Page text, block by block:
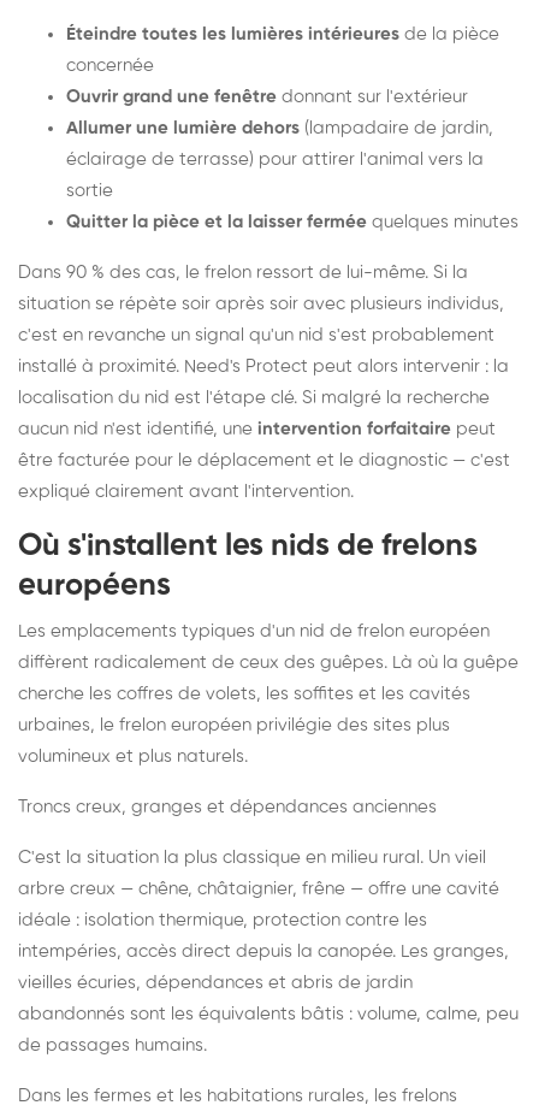
Éteindre toutes les lumières intérieures de la pièce
concernée
Ouvrir grand une fenêtre donnant sur l'extérieur
Allumer une lumière dehors (lampadaire de jardin,
éclairage de terrasse) pour attirer l'animal vers la
sortie
Quitter la pièce et la laisser fermée quelques minutes
Dans 90 % des cas, le frelon ressort de lui-même. Si la
situation se répète soir après soir avec plusieurs individus,
c'est en revanche un signal qu'un nid s'est probablement
installé à proximité. Need's Protect peut alors intervenir : la
localisation du nid est l'étape clé. Si malgré la recherche
aucun nid n'est identifié, une intervention forfaitaire peut
être facturée pour le déplacement et le diagnostic — c'est
expliqué clairement avant l'intervention.
Où s'installent les nids de frelons
européens
Les emplacements typiques d'un nid de frelon européen
diffèrent radicalement de ceux des guêpes. Là où la guêpe
cherche les coffres de volets, les soffites et les cavités
urbaines, le frelon européen privilégie des sites plus
volumineux et plus naturels.
Troncs creux, granges et dépendances anciennes
C'est la situation la plus classique en milieu rural. Un vieil
arbre creux — chêne, châtaignier, frêne — offre une cavité
idéale : isolation thermique, protection contre les
intempéries, accès direct depuis la canopée. Les granges,
vieilles écuries, dépendances et abris de jardin
abandonnés sont les équivalents bâtis : volume, calme, peu
de passages humains.
Dans les fermes et les habitations rurales, les frelons